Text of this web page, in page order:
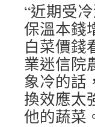
“近期受
保溫本錢
白菜價錢
業迷信院
象冷的話
換效應太
他的蔬菜